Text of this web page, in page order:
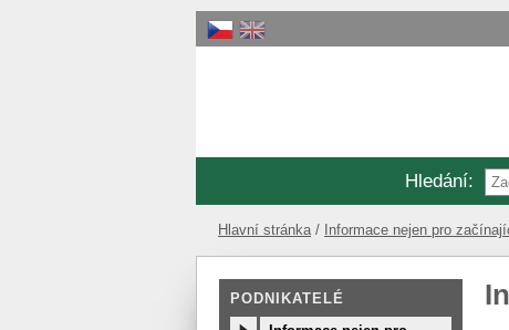
Hledání:
Hlavní stránka Informace nejen pro
PODNIKATELÉ